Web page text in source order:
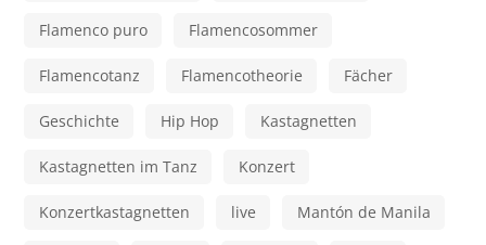
Flamenco puro Flamencosommer
Flamencotanz Flamencotheorie Fächer
Geschichte Hip Hop Kastagnetten
Kastagnetten im Tanz Konzert
Konzertkastagnetten live Mantón de Manila